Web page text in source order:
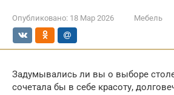
Опубликовано: 18 Мар 2026 Мебель
Задумывались ли вы о выборе
сочетала бы в себе красоту,